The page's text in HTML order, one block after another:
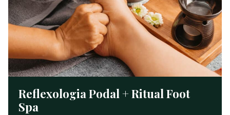
Reflexologia Podal + Ritual Foot
Spa